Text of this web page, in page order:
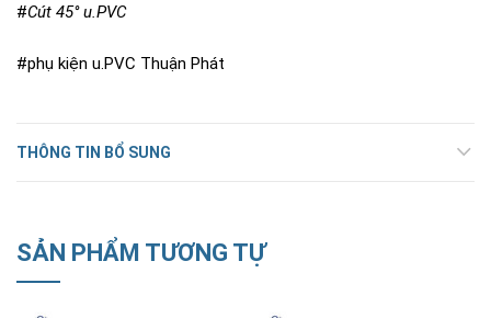
#Cút 45° u.PVC
#phụ kiện u.PVC Thuận Phát
THÔNG TIN BỔ SUNG
SẢN PHẨM TƯƠNG TỰ